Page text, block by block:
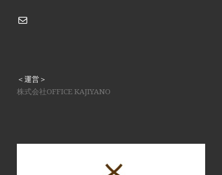
メール
＜運営＞
株式会社OFFICE KAJIYANO